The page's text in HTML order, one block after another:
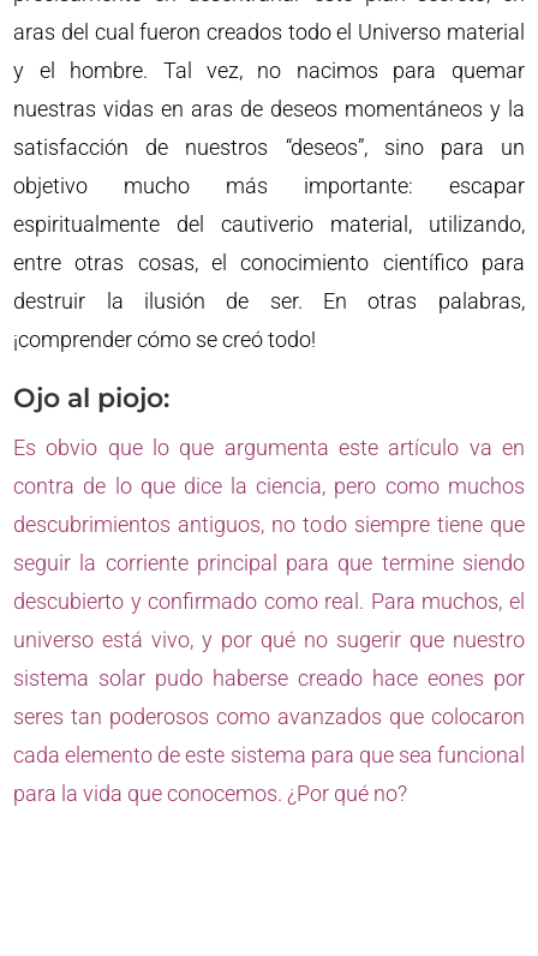
aras del cual fueron creados todo el Universo material
y el hombre. Tal vez, no nacimos para quemar
nuestras vidas en aras de deseos momentáneos y la
satisfacción de nuestros “deseos”, sino para un
objetivo mucho más importante: escapar
espiritualmente del cautiverio material, utilizando,
entre otras cosas, el conocimiento científico para
destruir la ilusión de ser. En otras palabras,
¡comprender cómo se creó todo!
Ojo al piojo:
Es obvio que lo que argumenta este artículo va en
contra de lo que dice la ciencia, pero como muchos
descubrimientos antiguos, no todo siempre tiene que
seguir la corriente principal para que termine siendo
descubierto y confirmado como real. Para muchos, el
universo está vivo, y por qué no sugerir que nuestro
sistema solar pudo haberse creado hace eones por
seres tan poderosos como avanzados que colocaron
cada elemento de este sistema para que sea funcional
para la vida que conocemos. ¿Por qué no?